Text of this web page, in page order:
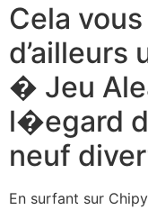
Cela
d’ailleurs
� Jeu
l�egard
neuf
En surfant sur